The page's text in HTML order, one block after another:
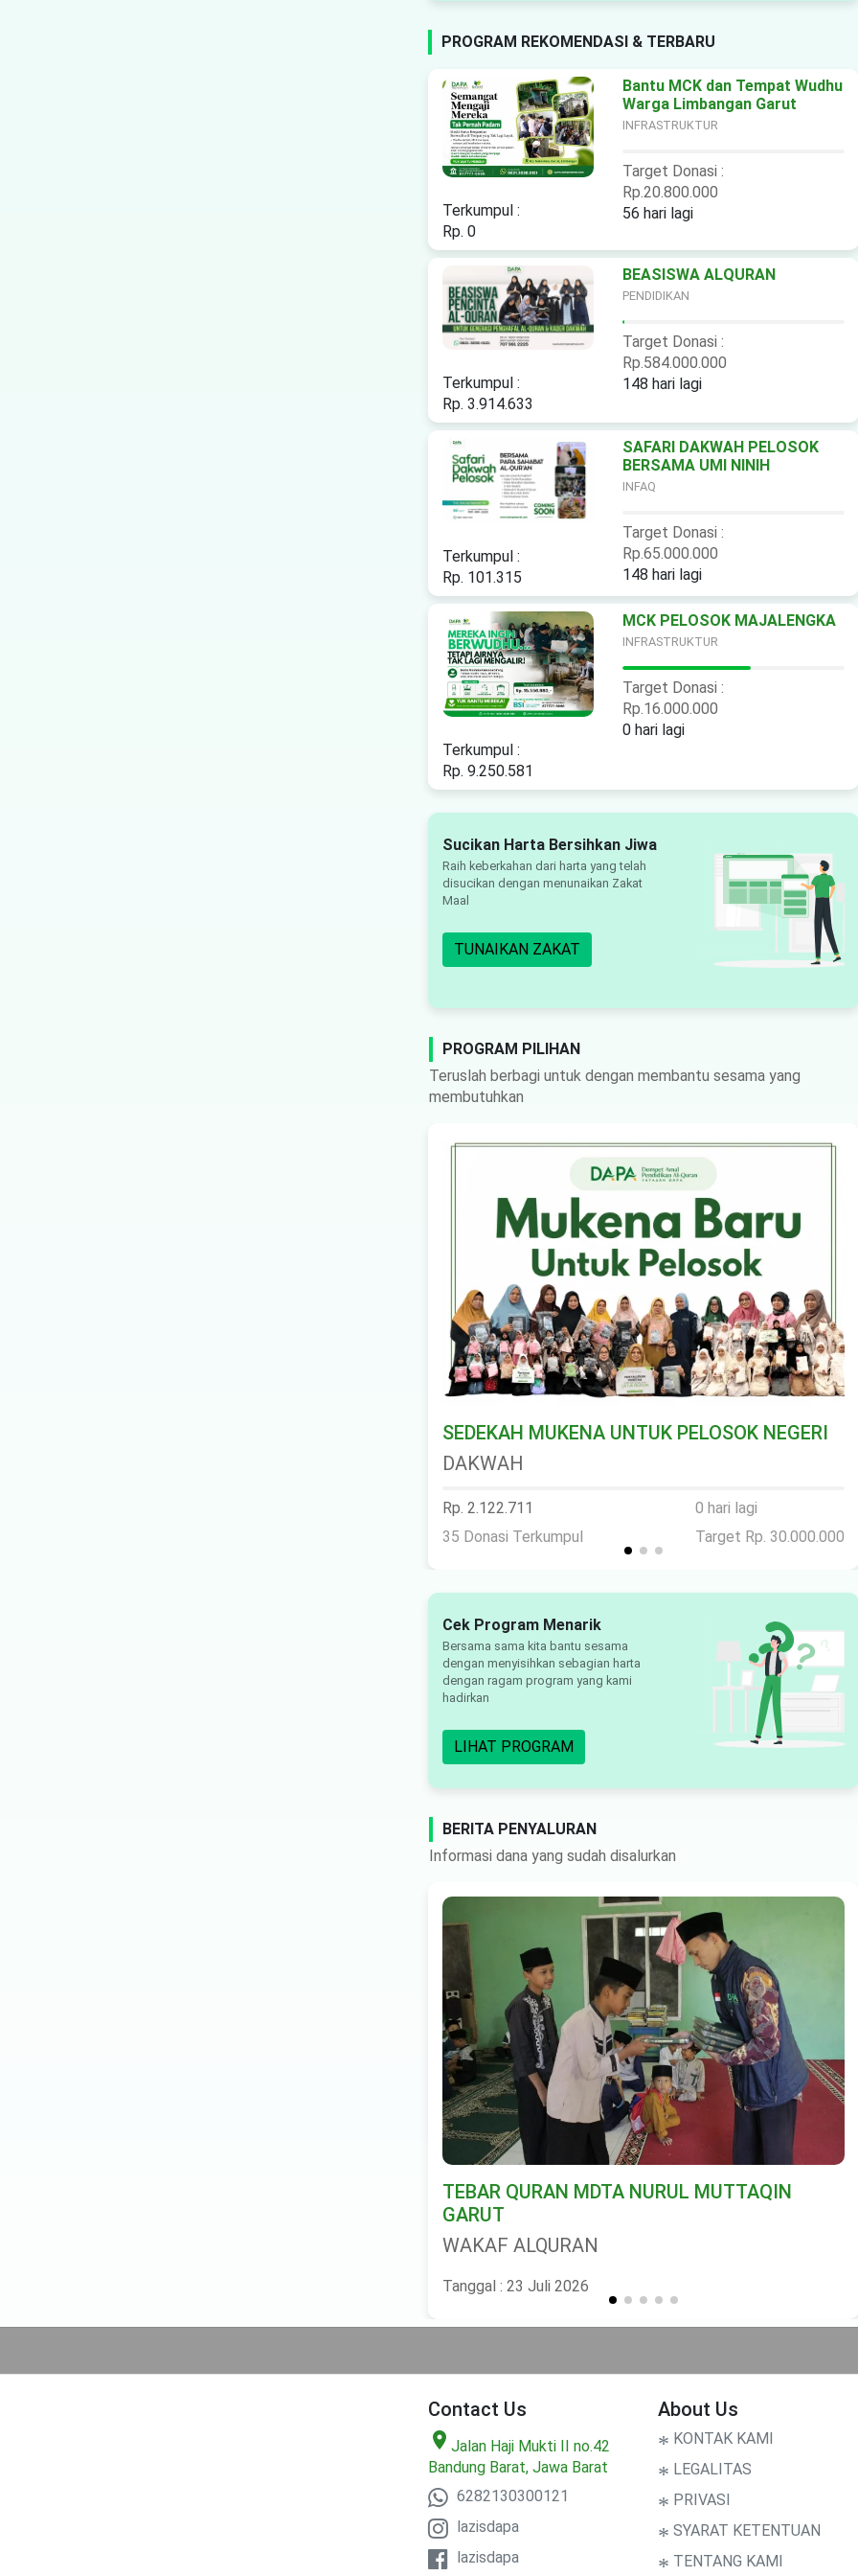
PROGRAM REKOMENDASI & TERBARU
Terkumpul :
Rp. 0
Bantu MCK dan Tempat Wudhu
Warga Limbangan Garut
INFRASTRUKTUR
Target Donasi :
Rp.20.800.000
56 hari lagi
Terkumpul :
Rp. 3.914.633
BEASISWA ALQURAN
PENDIDIKAN
Target Donasi :
Rp.584.000.000
148 hari lagi
Terkumpul :
Rp. 101.315
SAFARI DAKWAH PELOSOK
BERSAMA UMI NINIH
INFAQ
Target Donasi :
Rp.65.000.000
148 hari lagi
Terkumpul :
Rp. 9.250.581
MCK PELOSOK MAJALENGKA
INFRASTRUKTUR
Target Donasi :
Rp.16.000.000
0 hari lagi
Sucikan Harta Bersihkan Jiwa
Raih keberkahan dari harta yang telah
disucikan dengan menunaikan Zakat
Maal
TUNAIKAN ZAKAT
PROGRAM PILIHAN
Teruslah berbagi untuk dengan membantu sesama yang
membutuhkan
SEDEKAH MUKENA UNTUK PELOSOK NEGERI
DAKWAH
Rp. 2.122.711
35 Donasi Terkumpul
0 hari lagi
Target Rp. 30.000.000
Cek Program Menarik
Bersama sama kita bantu sesama
dengan menyisihkan sebagian harta
dengan ragam program yang kami
hadirkan
LIHAT PROGRAM
BERITA PENYALURAN
Informasi dana yang sudah disalurkan
TEBAR QURAN MDTA NURUL MUTTAQIN
GARUT
WAKAF ALQURAN
Tanggal : 23 Juli 2026
Contact Us
location_on Jalan Haji Mukti II no.42
Bandung Barat, Jawa Barat
6282130300121
lazisdapa
lazisdapa
About Us
* KONTAK KAMI
* LEGALITAS
* PRIVASI
* SYARAT KETENTUAN
* TENTANG KAMI